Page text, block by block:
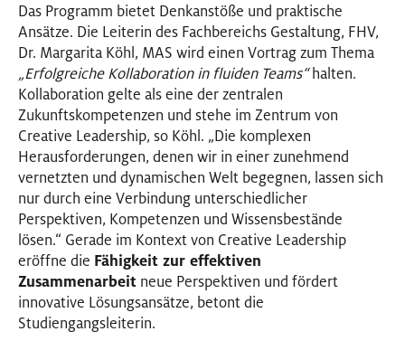
Das Programm bietet Denkanstöße und praktische
Ansätze. Die Leiterin des Fachbereichs Gestaltung, FHV,
Dr. Margarita Köhl, MAS wird einen Vortrag zum Thema
„Erfolgreiche Kollaboration in fluiden Teams“halten.
Kollaboration gelte als eine der zentralen
Zukunftskompetenzen und stehe im Zentrum von
Creative Leadership, so Köhl. „Die komplexen
Herausforderungen, denen wir in einer zunehmend
vernetzten und dynamischen Welt begegnen, lassen sich
nur durch eine Verbindung unterschiedlicher
Perspektiven, Kompetenzen und Wissensbestände
lösen.“ Gerade im Kontext von Creative Leadership
eröffne die Fähigkeit zur effektiven
Zusammenarbeit neue Perspektiven und fördert
innovative Lösungsansätze, betont die
Studiengangsleiterin.